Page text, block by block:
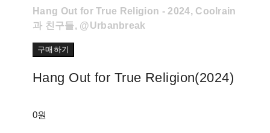
Hang Out for True Religion - 2024, Coolrain
과 친구들, @Urbanbreak
구매하기
Hang Out for True Religion(2024)
0원